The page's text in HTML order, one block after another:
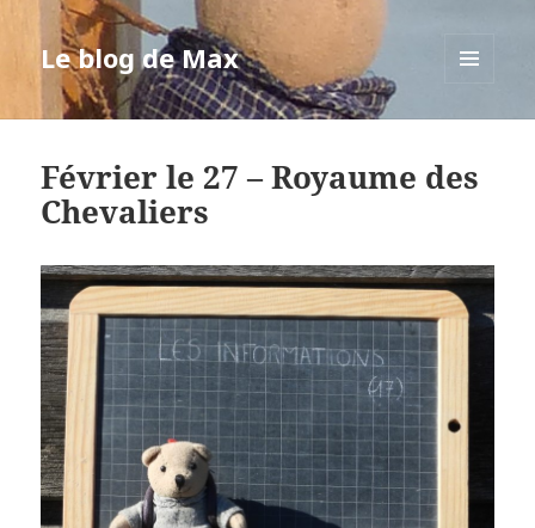
Le blog de Max
Février le 27 – Royaume des
Chevaliers